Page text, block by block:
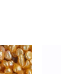
Este
producto